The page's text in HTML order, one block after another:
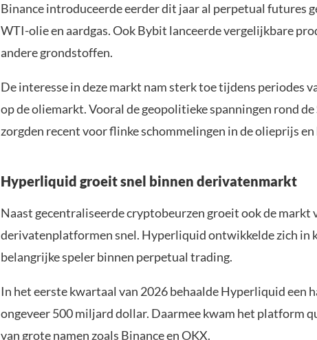
Binance introduceerde eerder dit jaar al perpetual futures
WTI-olie en aardgas. Ook Bybit lanceerde vergelijkbare
andere grondstoffen.
De interesse in deze markt nam sterk toe tijdens periodes
op de oliemarkt. Vooral de geopolitieke spanningen rond
zorgden recent voor flinke schommelingen in de olieprijs
Hyperliquid groeit snel binnen derivatenmarkt
Naast gecentraliseerde cryptobeurzen groeit ook de markt
derivatenplatformen snel. Hyperliquid ontwikkelde zich in
belangrijke speler binnen perpetual trading.
In het eerste kwartaal van 2026 behaalde Hyperliquid een
ongeveer 500 miljard dollar. Daarmee kwam het platform
van grote namen zoals Binance en OKX.